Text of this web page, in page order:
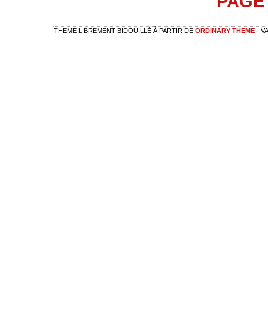
THEME LIBREMENT BIDOUILLÉ À PARTIR DE ORDINARY THEME ·